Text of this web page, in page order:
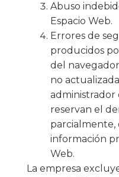
Abuso
Espacio Web.
Errores de
producidos
del
no
administrador
reservan el
información
Web.
La empresa